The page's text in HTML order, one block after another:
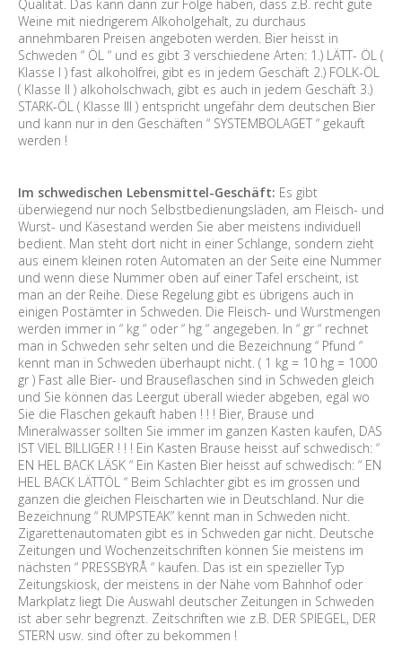
Qualität. Das kann dann zur Folge haben, dass z.B. recht gute
Weine mit niedrigerem Alkoholgehalt, zu durchaus
annehmbaren Preisen angeboten werden. Bier heisst in
Schweden “ ÖL “ und es gibt 3 verschiedene Arten: 1.) LÄTT- ÖL (
Klasse I ) fast alkoholfrei, gibt es in jedem Geschäft 2.) FOLK-ÖL
( Klasse II ) alkoholschwach, gibt es auch in jedem Geschäft 3.)
STARK-ÖL ( Klasse III ) entspricht ungefähr dem deutschen Bier
und kann nur in den Geschäften “ SYSTEMBOLAGET “ gekauft
werden !
Im schwedischen Lebensmittel-Geschäft: Es gibt
überwiegend nur noch Selbstbedienungsläden, am Fleisch- und
Wurst- und Käsestand werden Sie aber meistens individuell
bedient. Man steht dort nicht in einer Schlange, sondern zieht
aus einem kleinen roten Automaten an der Seite eine Nummer
und wenn diese Nummer oben auf einer Tafel erscheint, ist
man an der Reihe. Diese Regelung gibt es übrigens auch in
einigen Postämter in Schweden. Die Fleisch- und Wurstmengen
werden immer in “ kg “ oder “ hg “ angegeben. In “ gr “ rechnet
man in Schweden sehr selten und die Bezeichnung “ Pfund “
kennt man in Schweden überhaupt nicht. ( 1 kg = 10 hg = 1000
gr ) Fast alle Bier- und Brauseflaschen sind in Schweden gleich
und Sie können das Leergut überall wieder abgeben, egal wo
Sie die Flaschen gekauft haben ! ! ! Bier, Brause und
Mineralwasser sollten Sie immer im ganzen Kasten kaufen, DAS
IST VIEL BILLIGER ! ! ! Ein Kasten Brause heisst auf schwedisch: “
EN HEL BACK LÄSK “ Ein Kasten Bier heisst auf schwedisch: “ EN
HEL BACK LÄTTÖL “ Beim Schlachter gibt es im grossen und
ganzen die gleichen Fleischarten wie in Deutschland. Nur die
Bezeichnung “ RUMPSTEAK” kennt man in Schweden nicht.
Zigarettenautomaten gibt es in Schweden gar nicht. Deutsche
Zeitungen und Wochenzeitschriften können Sie meistens im
nächsten “ PRESSBYRÅ “ kaufen. Das ist ein spezieller Typ
Zeitungskiosk, der meistens in der Nähe vom Bahnhof oder
Markplatz liegt Die Auswahl deutscher Zeitungen in Schweden
ist aber sehr begrenzt. Zeitschriften wie z.B. DER SPIEGEL, DER
STERN usw. sind öfter zu bekommen !